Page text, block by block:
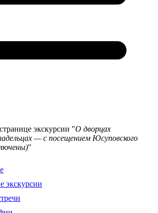
экскурсии "О дворцах
— с посещением Юсуповского
"
экскурсии